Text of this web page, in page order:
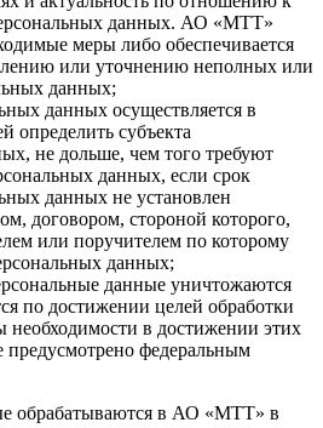
данных. АО «МТТ»
меры либо обеспечивается
или уточнению неполных или
данных;
данных осуществляется в
определить субъекта
не дольше, чем того требуют
данных, если срок
данных не установлен
договором, стороной которого,
или поручителем по которому
данных;
данные уничтожаются
по достижении целей обработки
необходимости в достижении этих
предусмотрено федеральным
обрабатываются в АО «МТТ» в